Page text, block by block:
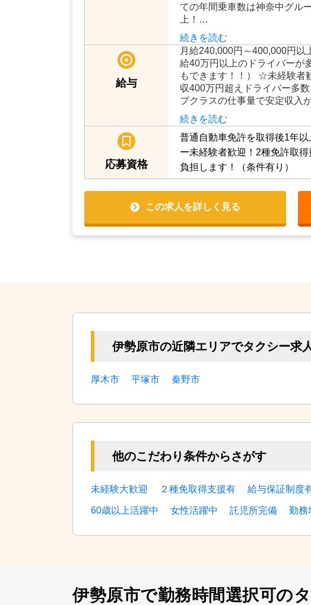
ての年間乗車数は神奈中グル
上！…
続きを読む
給与
月給240,000円～400,000円以
給40万円以上のドライバーが
もできます！！） ☆未経験者
収400万円超えドライバー多
プクラスの仕事量で安定収入
続きを読む
応募資格
普通自動車免許を取得後1年以
ー未経験者歓迎！2種免許取
負担します！（条件有り）
この求人を詳しく見る
伊勢原市の近隣エリアでタクシー求
厚木市 平塚市 秦野市
他のこだわり条件からさがす
未経験大歓迎 ２種免取得支援有 給与保証制度
60歳以上活躍中 女性活躍中 託児所完備 勤務
伊勢原市で勤務時間選択可の